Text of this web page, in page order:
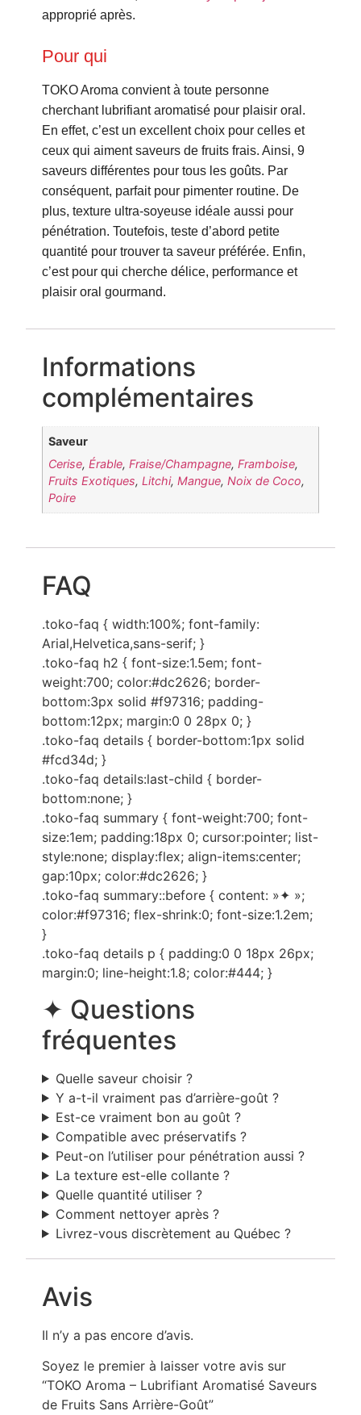
approprié après.
Pour qui
TOKO Aroma convient à toute personne
cherchant lubrifiant aromatisé pour plaisir oral.
En effet, c’est un excellent choix pour celles et
ceux qui aiment saveurs de fruits frais. Ainsi, 9
saveurs différentes pour tous les goûts. Par
conséquent, parfait pour pimenter routine. De
plus, texture ultra-soyeuse idéale aussi pour
pénétration. Toutefois, teste d’abord petite
quantité pour trouver ta saveur préférée. Enfin,
c’est pour qui cherche délice, performance et
plaisir oral gourmand.
Informations
complémentaires
Saveur
Cerise,Érable,Fraise/Champagne,Framboise,
Fruits Exotiques,Litchi,Mangue,Noix de Coco,
Poire
FAQ
.toko-faq { width:100%; font-family:
Arial,Helvetica,sans-serif; }
.toko-faq h2 { font-size:1.5em; font-
weight:700; color:#dc2626; border-
bottom:3px solid #f97316; padding-
bottom:12px; margin:0 0 28px 0; }
.toko-faq details { border-bottom:1px solid
#fcd34d; }
.toko-faq details:last-child { border-
bottom:none; }
.toko-faq summary { font-weight:700; font-
size:1em; padding:18px 0; cursor:pointer; list-
style:none; display:flex; align-items:center;
gap:10px; color:#dc2626; }
.toko-faq summary::before { content: »✦ »;
color:#f97316; flex-shrink:0; font-size:1.2em;
}
.toko-faq details p { padding:0 0 18px 26px;
margin:0; line-height:1.8; color:#444; }
✦ Questions
fréquentes
Quelle saveur choisir ?
Y a-t-il vraiment pas d’arrière-goût ?
Est-ce vraiment bon au goût ?
Compatible avec préservatifs ?
Peut-on l’utiliser pour pénétration aussi ?
La texture est-elle collante ?
Quelle quantité utiliser ?
Comment nettoyer après ?
Livrez-vous discrètement au Québec ?
Avis
Il n’y a pas encore d’avis.
Soyez le premier à laisser votre avis sur
“TOKO Aroma – Lubrifiant Aromatisé Saveurs
de Fruits Sans Arrière-Goût”